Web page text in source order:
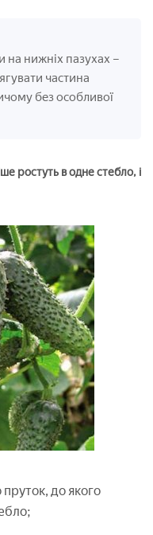
на нижніх пазухах –
частина
без особливої
ростуть в одне стебло, і
до якого